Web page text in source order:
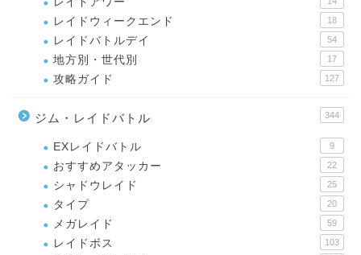
レイドウィークエンド 18
レイドバトルデイ 54
地方別・世代別 17
攻略ガイド 127
ジム・レイドバトル 344
EXレイドバトル 9
おすすめアタッカー 22
シャドウレイド 25
タイプ 20
メガレイド 59
レイドボス 103